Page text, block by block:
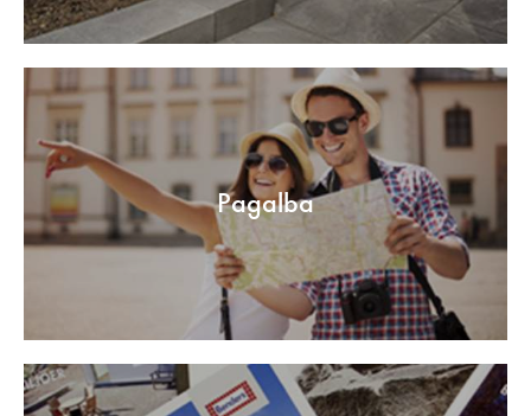
Pagalba